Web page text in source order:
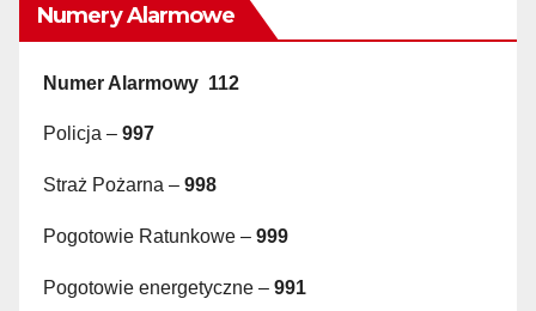
Numery Alarmowe
Numer Alarmowy 112
Policja – 997
Straż Pożarna – 998
Pogotowie Ratunkowe – 999
Pogotowie energetyczne – 991